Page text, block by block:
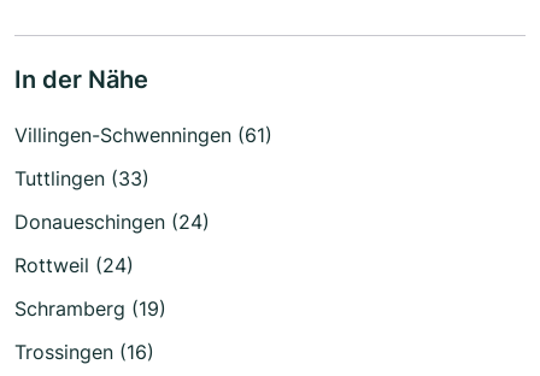
In der Nähe
Villingen-Schwenningen (61)
Tuttlingen (33)
Donaueschingen (24)
Rottweil (24)
Schramberg (19)
Trossingen (16)